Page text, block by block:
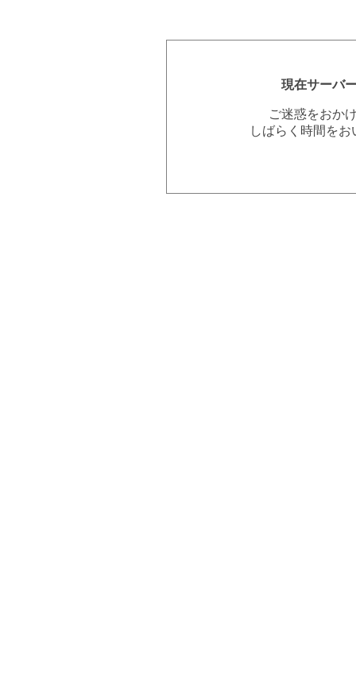
現在サーバ
ご迷惑をおか
しばらく時間を